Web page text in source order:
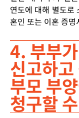
연도에 대해 별도로
혼인 또는 이혼 증
4. 부부
신고하
부모 부
청구할